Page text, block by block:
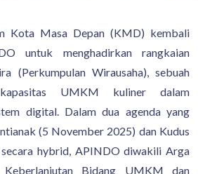
Kota Masa Depan (KMD) kembali
untuk menghadirkan rangkaian
(Perkumpulan Wirausaha), sebuah
UMKM kuliner dalam
digital. Dalam dua agenda yang
(5 November 2025) dan Kudus
hybrid, APINDO diwakili Arga
Bidang UMKM dan